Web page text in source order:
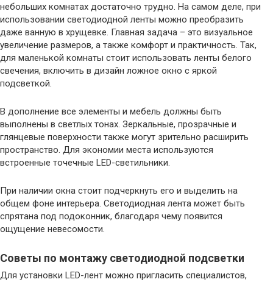
небольших комнатах достаточно трудно. На самом деле, при
использовании светодиодной ленты можно преобразить
даже ванную в хрущевке. Главная задача – это визуальное
увеличение размеров, а также комфорт и практичность. Так,
для маленькой комнаты стоит использовать ленты белого
свечения, включить в дизайн ложное окно с яркой
подсветкой.
В дополнение все элементы и мебель должны быть
выполнены в светлых тонах. Зеркальные, прозрачные и
глянцевые поверхности также могут зрительно расширить
пространство. Для экономии места используются
встроенные точечные LED-светильники.
При наличии окна стоит подчеркнуть его и выделить на
общем фоне интерьера. Светодиодная лента может быть
спрятана под подоконник, благодаря чему появится
ощущение невесомости.
Советы по монтажу светодиодной подсветки
Для установки LED-лент можно пригласить специалистов,